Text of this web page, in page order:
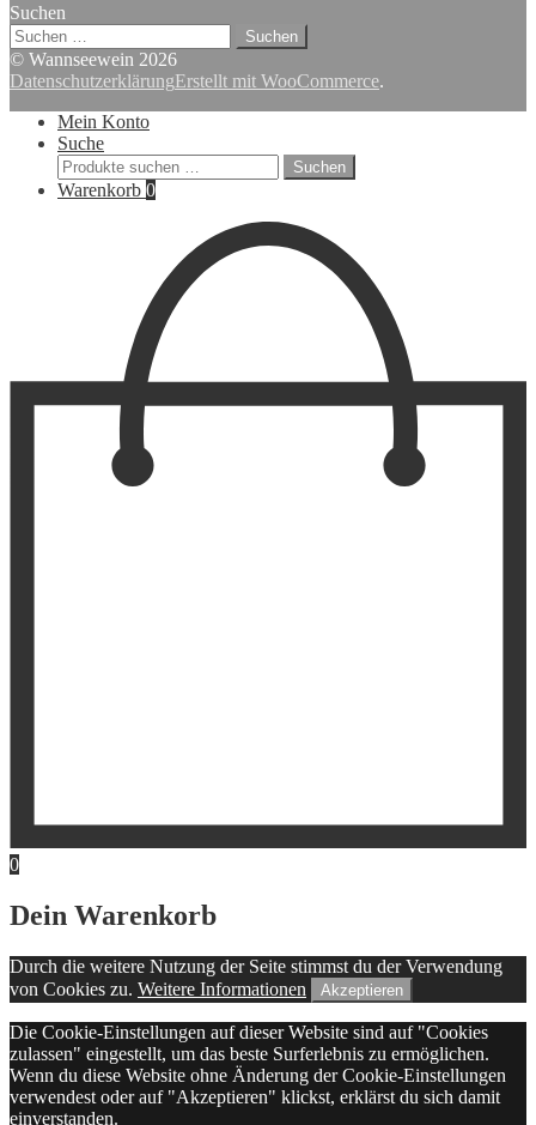
Suchen
Suchen
nach:
© Wannseewein 2026
DatenschutzerklärungErstellt mit WooCommerce.
Mein Konto
Suche
Suchen
nach:
Suchen
Warenkorb 0
0
Dein Warenkorb
Durch die weitere Nutzung der Seite stimmst du der Verwendung
von Cookies zu. Weitere Informationen Akzeptieren
Die Cookie-Einstellungen auf dieser Website sind auf "Cookies
zulassen" eingestellt, um das beste Surferlebnis zu ermöglichen.
Wenn du diese Website ohne Änderung der Cookie-Einstellungen
verwendest oder auf "Akzeptieren" klickst, erklärst du sich damit
einverstanden.